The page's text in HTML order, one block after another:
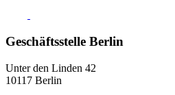
Geschäftsstelle Berlin
Unter den Linden 42
10117 Berlin